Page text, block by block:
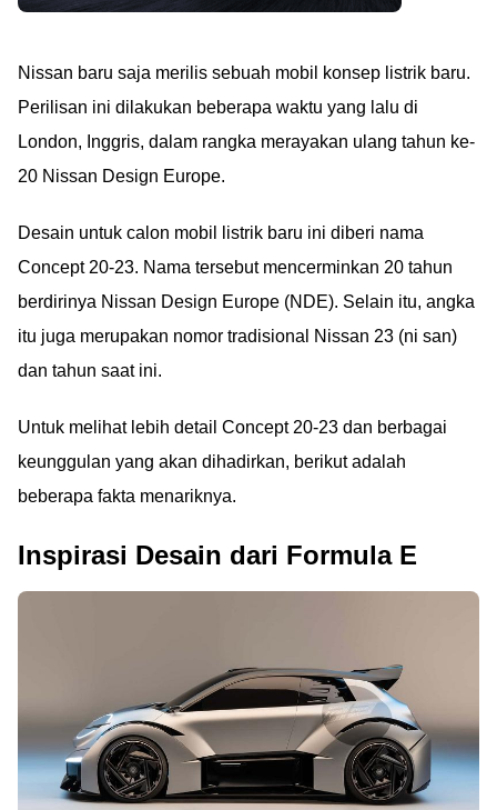
Nissan baru saja merilis sebuah mobil konsep listrik baru.
Perilisan ini dilakukan beberapa waktu yang lalu di
London, Inggris, dalam rangka merayakan ulang tahun ke-
20 Nissan Design Europe.
Desain untuk calon mobil listrik baru ini diberi nama
Concept 20-23. Nama tersebut mencerminkan 20 tahun
berdirinya Nissan Design Europe (NDE). Selain itu, angka
itu juga merupakan nomor tradisional Nissan 23 (ni san)
dan tahun saat ini.
Untuk melihat lebih detail Concept 20-23 dan berbagai
keunggulan yang akan dihadirkan, berikut adalah
beberapa fakta menariknya.
Inspirasi Desain dari Formula E